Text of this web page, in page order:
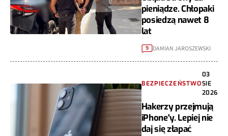
pieniądze. Chłopaki
posiedzą nawet 8
lat
9 DAMIAN JAROSZEWSKI
BEZPIECZEŃSTWO
03
SIE
2026
Hakerzy przejmują
iPhone'y. Lepiej nie
daj się złapać